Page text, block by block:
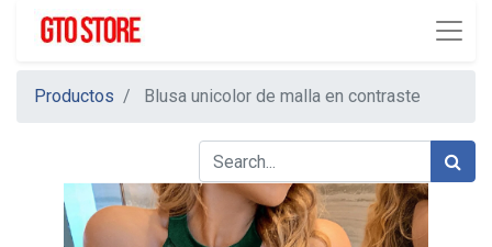
Productos Blusa unicolor de malla en contraste